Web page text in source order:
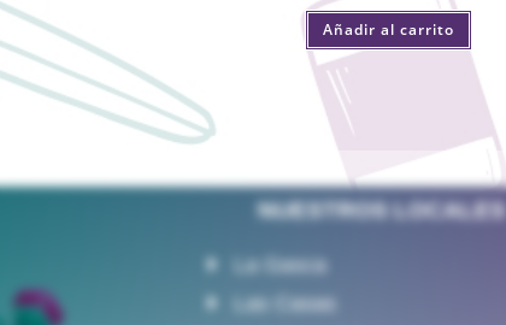
Añadir al carrito
NUESTROS LOCALES
La Gasca
Las Casas